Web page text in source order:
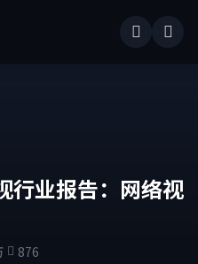
行业报告：网络视
876